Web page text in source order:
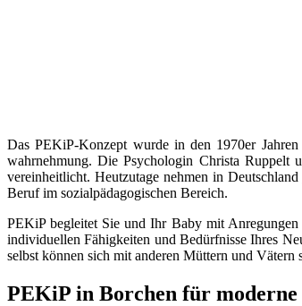
Das PEKiP-Konzept wurde in den 1970er
wahrnehmung. Die Psychologin Christa Ruppelt
vereinheitlicht. Heutzutage nehmen in
Beruf im sozialpädagogischen Bereich.
PEKiP begleitet Sie und Ihr Baby mit
individuellen Fähigkeiten und Bedürfnisse Ihres
selbst können sich mit anderen Müttern und
PEKiP in Borchen für